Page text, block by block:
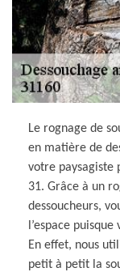
Le rognage de
en matière de
votre paysagiste
31. Grâce à un
dessoucheurs,
l’espace
En effet, nous
petit à petit la